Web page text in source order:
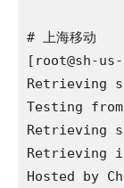
# 上海移动
[root@sh-
Retrieving
Testing
Retrieving
Retrieving
Hosted by